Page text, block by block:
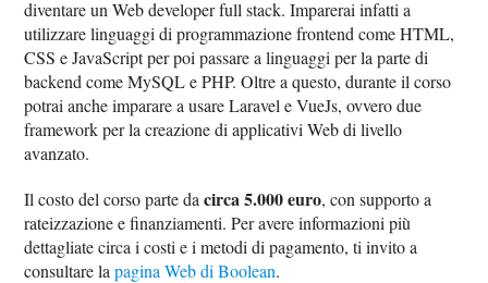
diventare un Web developer full stack. Imparerai infatti a
utilizzare linguaggi di programmazione frontend come HTML,
CSS e JavaScript per poi passare a linguaggi per la parte di
backend come MySQL e PHP. Oltre a questo, durante il corso
potrai anche imparare a usare Laravel e VueJs, ovvero due
framework per la creazione di applicativi Web di livello
avanzato.
Il costo del corso parte dacirca 5.000 euro, con supporto a
rateizzazione e finanziamenti. Per avere informazioni più
dettagliate circa i costi e i metodi di pagamento, ti invito a
consultare lapagina Web di Boolean.